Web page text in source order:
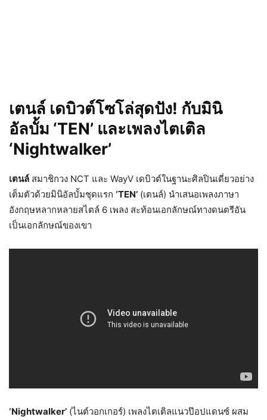
เตนล์ เดบิวต์โซโล่สุดปัง! กับมินิ
อัลบั้ม ‘TEN’ และเพลงไตเติล
‘Nightwalker’
เตนล์ สมาชิกวง NCT และ WayV เดบิวต์ในฐานะศิลปินเดี่ยวอย่าง
เต็มตัวด้วยมินิอัลบั้มชุดแรก ‘TEN’ (เตนล์) นำเสนอเพลงภาษา
อังกฤษหลากหลายสไตล์ 6 เพลง สะท้อนเอกลักษณ์ทางดนตรีอัน
เป็นเอกลักษณ์ของเขา
‘Nightwalker’ (ไนต์วอกเกอร์) เพลงไตเติลแนวป๊อปแดนซ์ ผสม